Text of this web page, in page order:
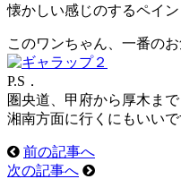
懐かしい感じのするペイン
このワンちゃん、一番のお
P.S．
圏央道、甲府から厚木ま
湘南方面に行くにもいいで
前の記事へ
次の記事へ